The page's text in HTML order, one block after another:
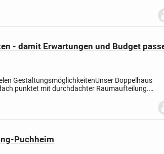
- damit Erwartungen und Budget
GestaltungsmöglichkeitenUnser Doppelhaus
punktet mit durchdachter Raumaufteilung.
Puchheim